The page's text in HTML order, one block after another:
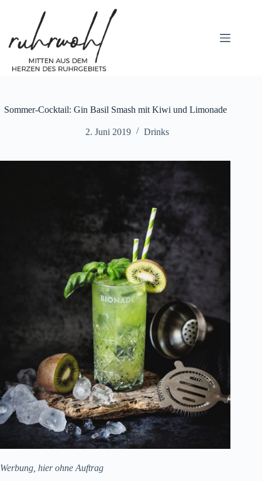
Sommer-Cocktail: Gin Basil Smash mit Kiwi und Limonade
2. Juni 2019 Drinks
Werbung, hier ohne Auftrag